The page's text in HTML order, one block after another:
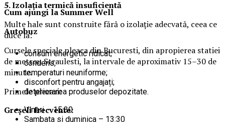
5. Izolația termică insuficientă
Multe hale sunt construite fără o izolație adecvată, ceea ce
duce la:
consum energetic ridicat;
condens;
temperaturi neuniforme;
disconfort pentru angajați;
deteriorarea produselor depozitate.
Greșeli frecvente:
Cum ajungi la Summer Well
Autobuz
Cursele speciale pleaca din Bucuresti, din apropierea statiei
de metrou Straulesti, la intervale de aproximativ 15–30 de
minute.
Primele plecari:
Vineri – 15:30
Sambata si duminica – 13:30